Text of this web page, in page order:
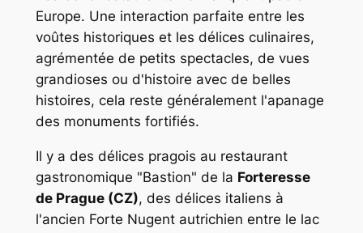
Europe. Une interaction parfaite entre les
voûtes historiques et les délices culinaires,
agrémentée de petits spectacles, de vues
grandioses ou d'histoire avec de belles
histoires, cela reste généralement l'apanage
des monuments fortifiés.
Il y a des délices pragois au restaurant
gastronomique "Bastion" de la Forteresse
de Prague (CZ), des délices italiens à
l'ancien Forte Nugent autrichien entre le lac